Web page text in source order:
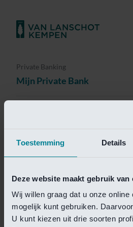
Toestemming Details
Deze website maakt gebruik van
Wij willen graag dat u onze online
mogelijk kunt gebruiken.
U kunt kiezen uit drie soorten
Private Banking
Mijn Private Bank
Helaas is deze